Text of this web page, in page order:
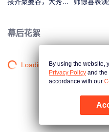
幕后花絮
Loading…By using the website,
Privacy Policy and the
accordance with our